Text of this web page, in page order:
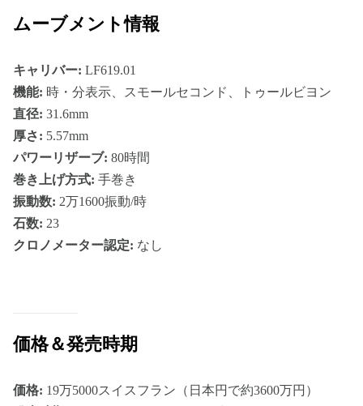
ムーブメント情報
キャリバー: LF619.01
機能: 時・分表示、スモールセコンド、トゥールビヨン
直径: 31.6mm
厚さ: 5.57mm
パワーリザーブ: 80時間
巻き上げ方式: 手巻き
振動数: 2万1600振動/時
石数: 23
クロノメーター認定: なし
価格＆発売時期
価格: 19万5000スイスフラン（日本円で約3600万円）